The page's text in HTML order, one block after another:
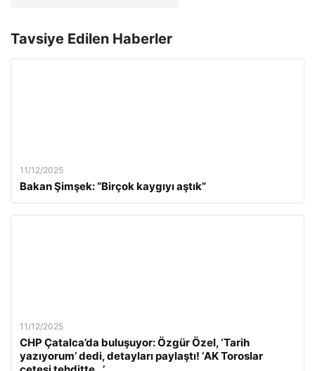
Tavsiye Edilen Haberler
11/12/2025
Bakan Şimşek: “Birçok kaygıyı aştık”
11/12/2025
CHP Çatalca’da buluşuyor: Özgür Özel, ‘Tarih
yazıyorum’ dedi, detayları paylaştı! ‘AK Toroslar